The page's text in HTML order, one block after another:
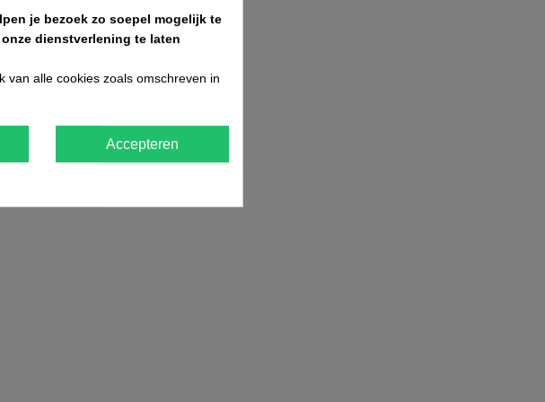
je bezoek zo soepel mogelijk te
dienstverlening te laten
van alle cookies zoals omschreven in
Accepteren